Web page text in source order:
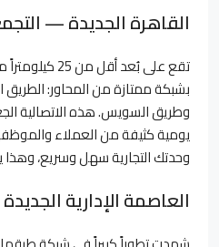
القاهرة الجديدة —
تقع على بُعد
بشبكة ممتازة من المحاور: الطريق
وطريق السويس. هذه الاتصالية
يومية كثيفة من العملاء
وحدتك التجارية سهل وسريع، وهذا
العاصمة الإدارية الجديدة